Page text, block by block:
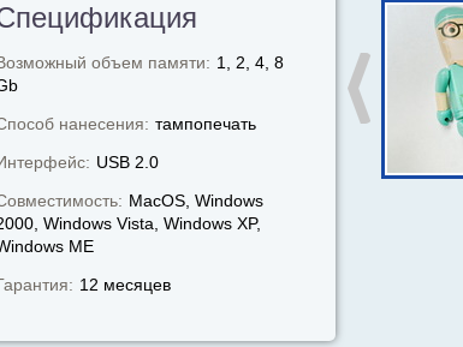
объем памяти: 1, 2, 4, 8
нанесения: тампопечать
USB 2.0
MacOS, Windows
Windows Vista, Windows XP,
МЕ
12 месяцев